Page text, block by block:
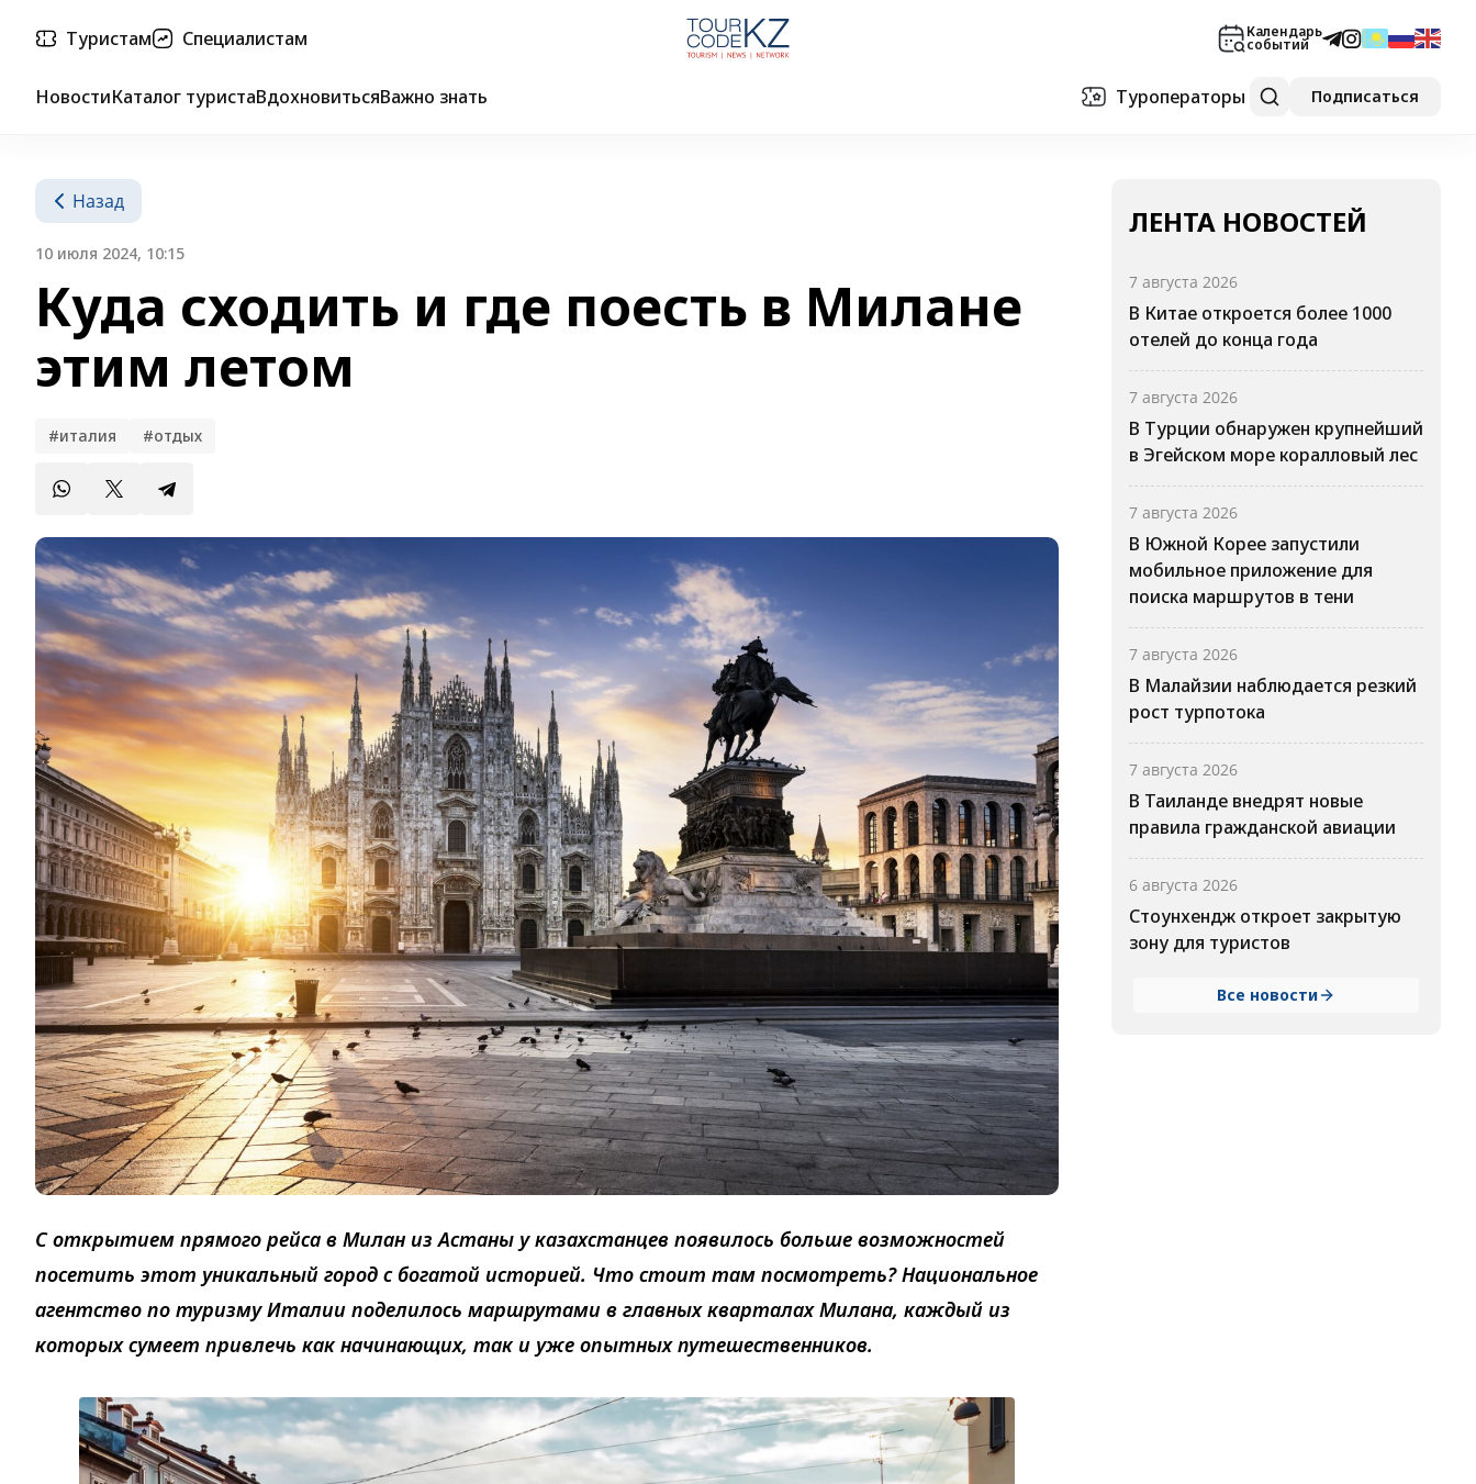
Туристам Специалистам Календарь
событий
НовостиКаталог туристаВдохновитьсяВажно знать Туроператоры Подписаться
Назад
10 июля 2024, 10:15
Куда сходить и где поесть в Милане
этим летом
#италия #отдых
С открытием прямого рейса в Милан из Астаны у казахстанцев появилось больше возможностей
посетить этот уникальный город с богатой историей. Что стоит там посмотреть? Национальное
агентство по туризму Италии поделилось маршрутами в главных кварталах Милана, каждый из
которых сумеет привлечь как начинающих, так и уже опытных путешественников.
ЛЕНТА НОВОСТЕЙ
7 августа 2026
В Китае откроется более 1000
отелей до конца года
7 августа 2026
В Турции обнаружен крупнейший
в Эгейском море коралловый лес
7 августа 2026
В Южной Корее запустили
мобильное приложение для
поиска маршрутов в тени
7 августа 2026
В Малайзии наблюдается резкий
рост турпотока
7 августа 2026
В Таиланде внедрят новые
правила гражданской авиации
6 августа 2026
Стоунхендж откроет закрытую
зону для туристов
Все новости